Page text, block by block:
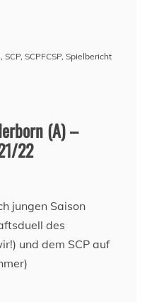
, SCP, SCPFCSP, Spielbericht
(A) –
22
jungen Saison
des
und dem SCP auf